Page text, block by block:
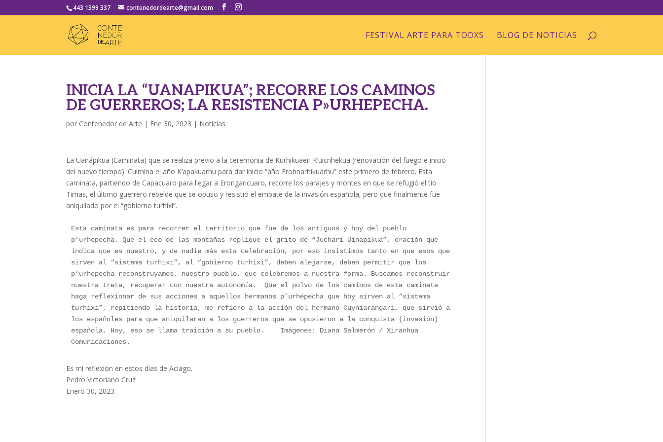
443 1399 337 contenedordearte@gmail.com
FESTIVAL ARTE PARA TODXS BLOG DE NOTICIAS
INICIA LA “UANAPIKUA”; RECORRE LOS CAMINOS
DE GUERREROS; LA RESISTENCIA P»URHEPECHA.
por Contenedor de Arte | Ene 30, 2023 | Noticias
La Uanápikua (Caminata) que se realiza previo a la ceremonia de Kurhikuaeri K’uicnhekua (renovación del fuego e inicio
del nuevo tiempo). Culmina el año K’apakuarhu para dar inicio “año Erohnarhikuarhu” este primero de febrero. Esta
caminata, partiendo de Capacuaro para llegar a Erongaricuaro, recorre los parajes y montes en que se refugió el tío
Timas, el último guerrero rebelde que se opuso y resistió el embate de la invasión española, pero que finalmente fue
aniquilado por el “gobierno turhixi”.
Esta caminata es para recorrer el territorio que fue de los antiguos y hoy del pueblo
p’urhepecha. Que el eco de las montañas replique el grito de “Juchari Uinapikua”, oración que
indica que es nuestro, y de nadie más esta celebración, por eso insistimos tanto en que esos que
sirven al “sistema turhixi”, al “gobierno turhixi”, deben alejarse, deben permitir que los
p’urhepecha reconstruyamos, nuestro pueblo, que celebremos a nuestra forma. Buscamos reconstruir
nuestra Ireta, recuperar con nuestra autonomía.  Que el polvo de los caminos de esta caminata
haga reflexionar de sus acciones a aquellos hermanos p’urhépecha que hoy sirven al “sistema
turhixi”, repitiendo la historia, me refiero a la acción del hermano Cuyniarangari, que sirvió a
los españoles para que aniquilaran a los guerreros que se opusieron a la conquista (invasión)
española. Hoy, eso se llama traición a su pueblo.    Imágenes: Diana Salmerón / Xiranhua
Comunicaciones.
Es mi reflexión en estos días de Aciago.
Pedro Victoriano Cruz
Enero 30, 2023.